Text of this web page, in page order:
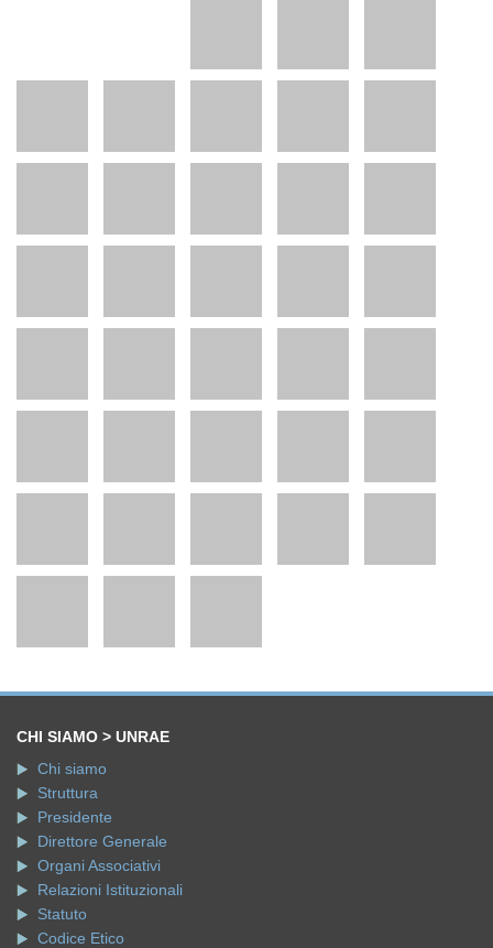
CHI SIAMO > UNRAE
Chi siamo
Struttura
Presidente
Direttore Generale
Organi Associativi
Relazioni Istituzionali
Statuto
Codice Etico